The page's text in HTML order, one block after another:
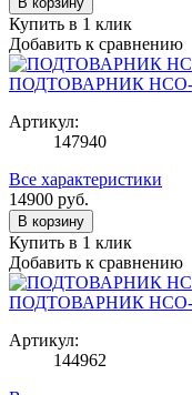
Купить в 1 клик
Добавить к сравнению
ПОДТОВАРНИК НСО-
Артикул:
147940
Все характеристики
14900 руб.
В корзину
Купить в 1 клик
Добавить к сравнению
ПОДТОВАРНИК НСО-
Артикул:
144962